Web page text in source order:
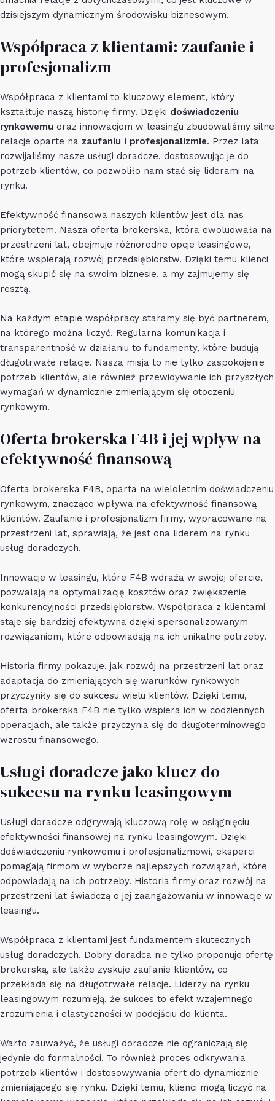
dzisiejszym dynamicznym środowisku biznesowym.
Współpraca z klientami: zaufanie i
profesjonalizm
Współpraca z klientami to kluczowy element, który
kształtuje naszą historię firmy. Dzięki doświadczeniu
rynkowemu oraz innowacjom w leasingu zbudowaliśmy silne
relacje oparte na zaufaniu i profesjonalizmie. Przez lata
rozwijaliśmy nasze usługi doradcze, dostosowując je do
potrzeb klientów, co pozwoliło nam stać się liderami na
rynku.
Efektywność finansowa naszych klientów jest dla nas
priorytetem. Nasza oferta brokerska, która ewoluowała na
przestrzeni lat, obejmuje różnorodne opcje leasingowe,
które wspierają rozwój przedsiębiorstw. Dzięki temu klienci
mogą skupić się na swoim biznesie, a my zajmujemy się
resztą.
Na każdym etapie współpracy staramy się być partnerem,
na którego można liczyć. Regularna komunikacja i
transparentność w działaniu to fundamenty, które budują
długotrwałe relacje. Nasza misja to nie tylko zaspokojenie
potrzeb klientów, ale również przewidywanie ich przyszłych
wymagań w dynamicznie zmieniającym się otoczeniu
rynkowym.
Oferta brokerska F4B i jej wpływ na
efektywność finansową
Oferta brokerska F4B, oparta na wieloletnim doświadczeniu
rynkowym, znacząco wpływa na efektywność finansową
klientów. Zaufanie i profesjonalizm firmy, wypracowane na
przestrzeni lat, sprawiają, że jest ona liderem na rynku
usług doradczych.
Innowacje w leasingu, które F4B wdraża w swojej ofercie,
pozwalają na optymalizację kosztów oraz zwiększenie
konkurencyjności przedsiębiorstw. Współpraca z klientami
staje się bardziej efektywna dzięki spersonalizowanym
rozwiązaniom, które odpowiadają na ich unikalne potrzeby.
Historia firmy pokazuje, jak rozwój na przestrzeni lat oraz
adaptacja do zmieniających się warunków rynkowych
przyczyniły się do sukcesu wielu klientów. Dzięki temu,
oferta brokerska F4B nie tylko wspiera ich w codziennych
operacjach, ale także przyczynia się do długoterminowego
wzrostu finansowego.
Usługi doradcze jako klucz do
sukcesu na rynku leasingowym
Usługi doradcze odgrywają kluczową rolę w osiągnięciu
efektywności finansowej na rynku leasingowym. Dzięki
doświadczeniu rynkowemu i profesjonalizmowi, eksperci
pomagają firmom w wyborze najlepszych rozwiązań, które
odpowiadają na ich potrzeby. Historia firmy oraz rozwój na
przestrzeni lat świadczą o jej zaangażowaniu w innowacje w
leasingu.
Współpraca z klientami jest fundamentem skutecznych
usług doradczych. Dobry doradca nie tylko proponuje ofertę
brokerską, ale także zyskuje zaufanie klientów, co
przekłada się na długotrwałe relacje. Liderzy na rynku
leasingowym rozumieją, że sukces to efekt wzajemnego
zrozumienia i elastyczności w podejściu do klienta.
Warto zauważyć, że usługi doradcze nie ograniczają się
jedynie do formalności. To również proces odkrywania
potrzeb klientów i dostosowywania ofert do dynamicznie
zmieniającego się rynku. Dzięki temu, klienci mogą liczyć na